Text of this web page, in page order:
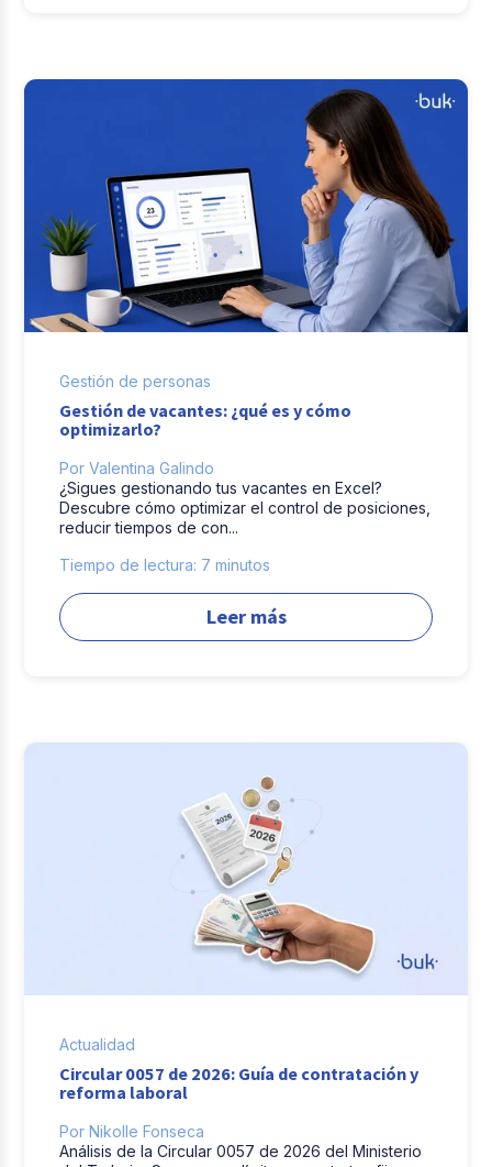
Gestión de personas
Gestión de vacantes: ¿qué es y cómo
optimizarlo?
Por Valentina Galindo
¿Sigues gestionando tus vacantes en Excel?
Descubre cómo optimizar el control de posiciones,
reducir tiempos de con...
Tiempo de lectura: 7 minutos
Leer más
Actualidad
Circular 0057 de 2026: Guía de contratación y
reforma laboral
Por Nikolle Fonseca
Análisis de la Circular 0057 de 2026 del Ministerio